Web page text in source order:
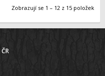
Zobrazují se 1 – 12 z 15 položek